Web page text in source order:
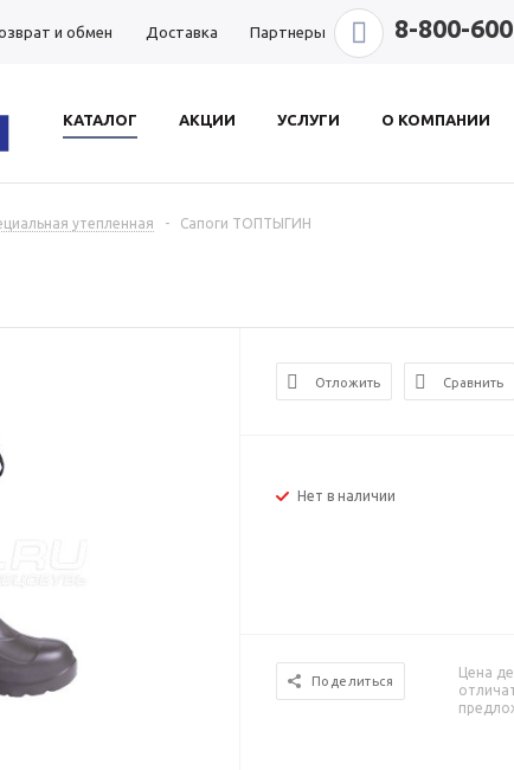
и обмен Доставка Партнеры 8-800-
КАТАЛОГ АКЦИИ УСЛУГИ О КОМПАНИИ
утепленная - Сапоги ТОПТЫГИН
Отложить Сравнить
Нет в наличии
Поделиться
Цена